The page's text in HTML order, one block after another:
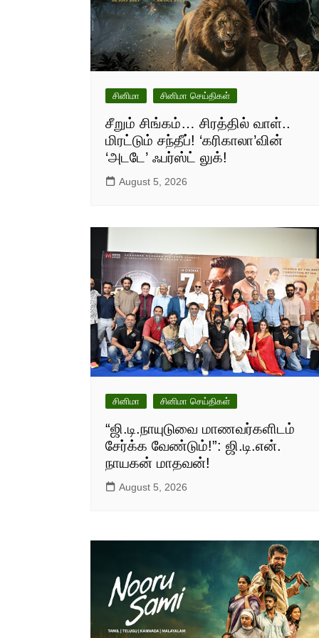
சினிமா சினிமா செய்திகள்
சீறும் சிங்கம்… சிரத்தில் வாள்..
மிரட்டும் சந்தீப்! ‘கரிகாலா’வின்
‘அடடே’ ஃபர்ஸ்ட் லுக்!
August 5, 2026
சினிமா சினிமா செய்திகள்
“ஜி.டி.நாயுடுவை மாணவர்களிடம்
சேர்க்க வேண்டும்!”: ஜி.டி.என்.
நாயகன் மாதவன்!
August 5, 2026